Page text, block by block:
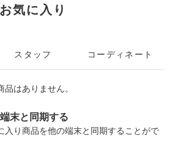
お気に入り
スタッフ コーディネート
はありません。
末と同期する
入り商品を他の端末と同期することがで